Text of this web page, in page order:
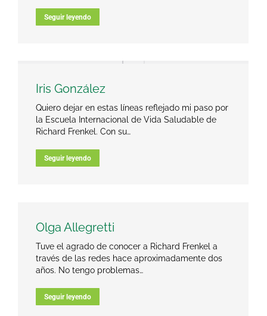
Seguir leyendo
Iris González
Quiero dejar en estas líneas reflejado mi paso por
la Escuela Internacional de Vida Saludable de
Richard Frenkel. Con su…
Seguir leyendo
Olga Allegretti
Tuve el agrado de conocer a Richard Frenkel a
través de las redes hace aproximadamente dos
años. No tengo problemas…
Seguir leyendo